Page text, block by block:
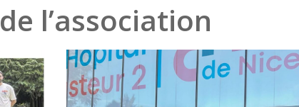
de l’association